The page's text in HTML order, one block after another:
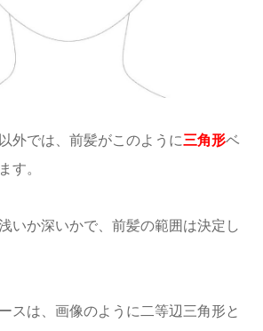
外では、前髪がこのように三角形ベ
す。
いか深いかで、前髪の範囲は決定し
スは、画像のように二等辺三角形と